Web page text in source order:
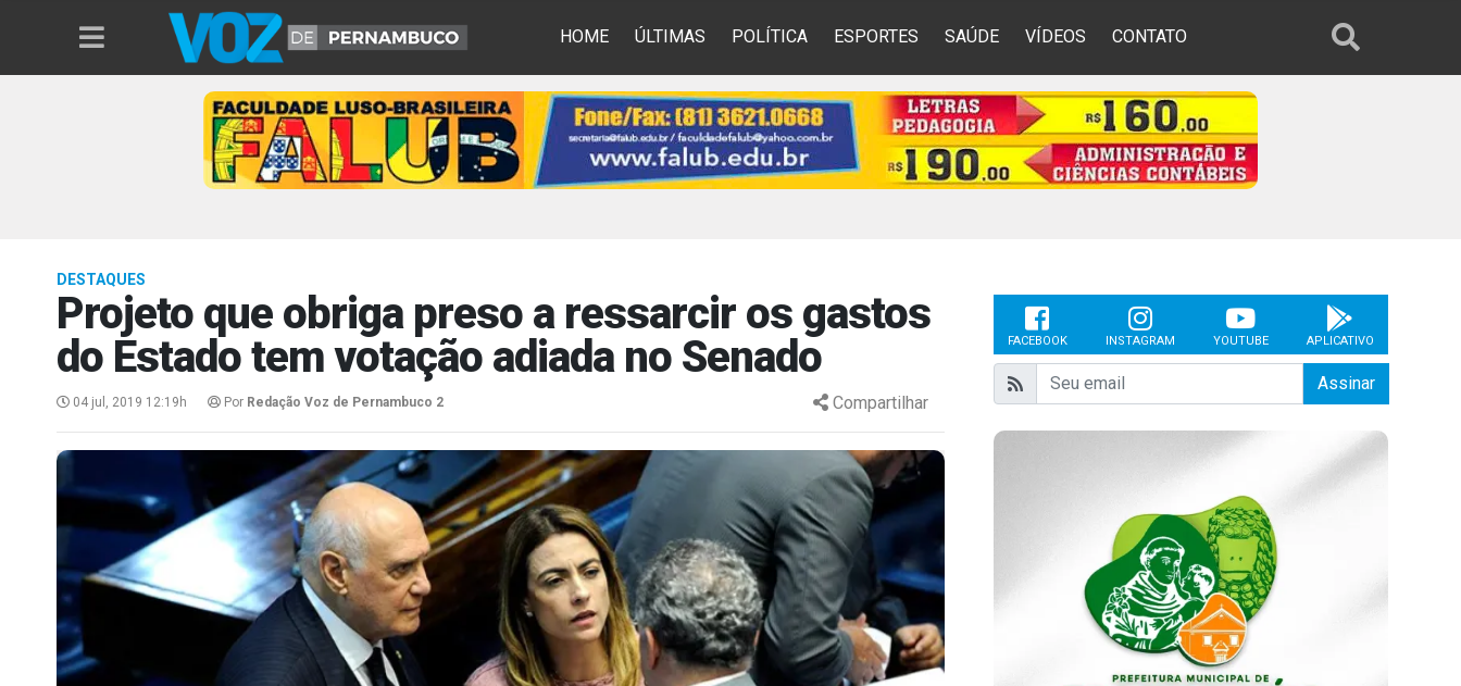
HOME ÚLTIMAS POLÍTICA ESPORTES SAÚDE VÍDEOS CONTATO
DESTAQUES
Projeto que obriga preso a ressarcir os gastos
do Estado tem votação adiada no Senado
04 jul, 2019 12:19h Por Redação Voz de Pernambuco 2 Compartilhar
FACEBOOK INSTAGRAM YOUTUBE APLICATIVO
Assinar